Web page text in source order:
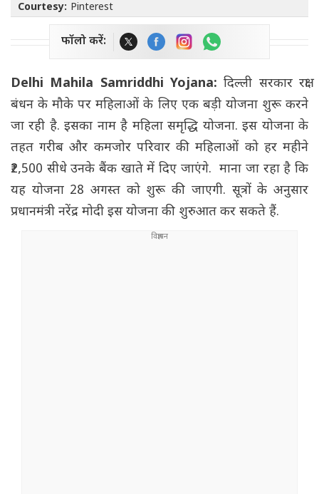
Courtesy: Pinterest
फॉलो करें:
Delhi Mahila Samriddhi Yojana:दिल्ली सरकार रक्षा
बंधन के मौके पर महिलाओं के लिए एक बड़ी योजना शुरू करने
जा रही है. इसका नाम है महिला समृद्धि योजना. इस योजना के
तहत गरीब और कमजोर परिवार की महिलाओं को हर महीने
₹2,500 सीधे उनके बैंक खाते में दिए जाएंगे. माना जा रहा है कि
यह योजना 28 अगस्त को शुरू की जाएगी. सूत्रों के अनुसार
प्रधानमंत्री नरेंद्र मोदी इस योजना की शुरुआत कर सकते हैं.